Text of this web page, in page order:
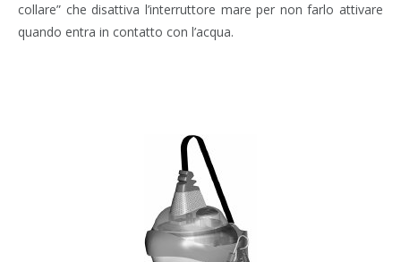
collare” che disattiva l’interruttore mare per non farlo attivare
quando entra in contatto con l’acqua.